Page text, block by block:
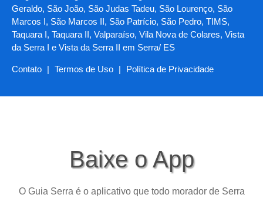
Geraldo, São João, São Judas Tadeu, São Lourenço, São
Marcos I, São Marcos II, São Patrício, São Pedro, TIMS,
Taquara I, Taquara II, Valparaíso, Vila Nova de Colares, Vista
da Serra I e Vista da Serra II em Serra/ ES
Contato | Termos de Uso | Política de Privacidade
Baixe o App
O Guia Serra é o aplicativo que todo morador de Serra